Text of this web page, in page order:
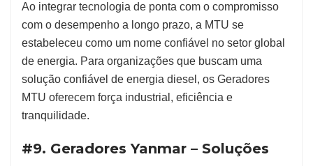
Ao integrar tecnologia de ponta com o compromisso
com o desempenho a longo prazo, a MTU se
estabeleceu como um nome confiável no setor global
de energia. Para organizações que buscam uma
solução confiável de energia diesel, os Geradores
MTU oferecem força industrial, eficiência e
tranquilidade.
#9. Geradores Yanmar – Soluções